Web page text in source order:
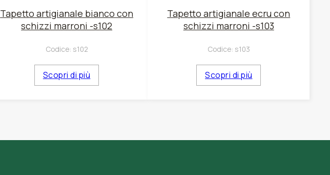
Tapetto artigianale bianco con
schizzi marroni -s102
Codice: s102
Scopri di più
Tapetto artigianale ecru con
schizzi marroni -s103
Codice: s103
Scopri di più